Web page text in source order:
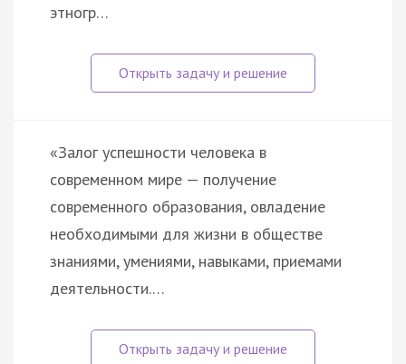
этногр…
«Залог успешности человека в
современном мире — получение
современного образования, овладение
необходимыми для жизни в обществе
знаниями, умениями, навыками, приемами
деятельности.…